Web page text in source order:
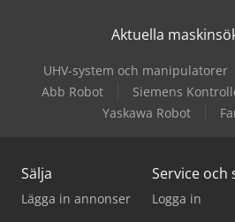
Aktuella
UHV-system och manipulatorer
Abb Robot
Siemens
Yaskawa Robot
Sälja
Lägga in annonser
Service
Logga in